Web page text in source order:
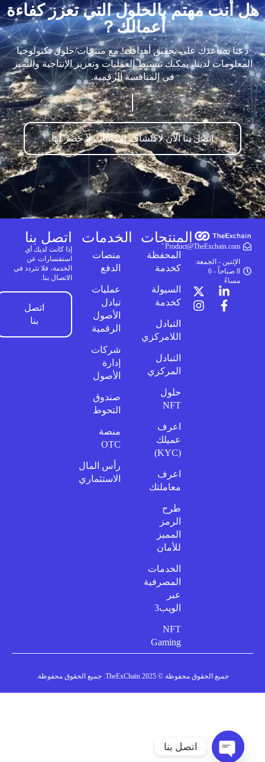
هل أنت مهتم بالحلول التي تعزز كفاءة
أعمالك？
دعنا نساعدك على تحقيق أهدافك! مع منتجات/حلول تكنولوجيا
المعلومات لدينا، يمكنك تبسيط العمليات وتعزيز الإنتاجية والتميز
في المنافسة الرقمية.
اتصل بنا الآن لاكتشاف إمكانيات لا حصر لها
Product@TheExchain.com
الإثنين - الجمعة:
8 صباحاً - 6
مساءً
المنتجات
المحفظة
كخدمة
السيولة
كخدمة
التبادل
اللامركزي
التبادل
المركزي
حلول
NFT
اعرف
عميلك
اعرف
معاملتك
طرح
الرمز
المميز
للأمان
الخدمات
المصرفية
عبر
الويب3
NFT
Gaming
الخدمات
منصات
الدفع
عمليات
تبادل
الأصول
الرقمية
شركات
إدارة
الأصول
صندوق
التحوط
منصة
OTC
رأس المال
الاستثماري
اتصل بنا
إذا كانت لديك أي
استفسارات عن
الخدمة، فلا تتردد في
الاتصال بنا.
اتصل
بنا
جميع الحقوق محفوظة © 2025 TheExChain. جميع الحقوق محفوظة.
اتصل بنا